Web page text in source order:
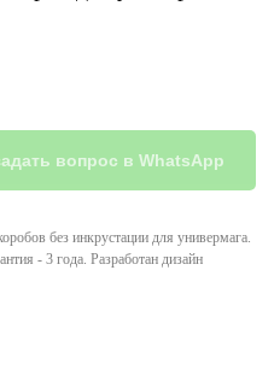
вопрос в WhatsApp
без инкрустации для универмага.
- 3 года. Разработан дизайн